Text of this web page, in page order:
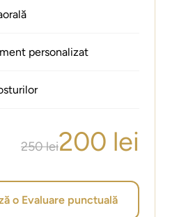
personalizat
250 lei200 lei
o Evaluare punctuală